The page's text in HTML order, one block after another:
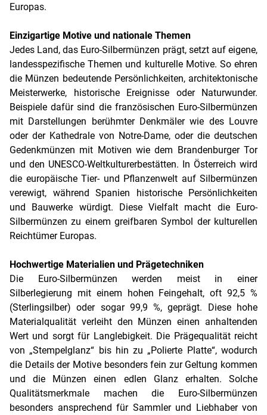
Europas.
Einzigartige Motive und nationale Themen
Jedes Land, das Euro-Silbermünzen prägt, setzt auf eigene,
landesspezifische Themen und kulturelle Motive. So ehren
die Münzen bedeutende Persönlichkeiten, architektonische
Meisterwerke, historische Ereignisse oder Naturwunder.
Beispiele dafür sind die französischen Euro-Silbermünzen
mit Darstellungen berühmter Denkmäler wie des Louvre
oder der Kathedrale von Notre-Dame, oder die deutschen
Gedenkmünzen mit Motiven wie dem Brandenburger Tor
und den UNESCO-Weltkulturerbestätten. In Österreich wird
die europäische Tier- und Pflanzenwelt auf Silbermünzen
verewigt, während Spanien historische Persönlichkeiten
und Bauwerke würdigt. Diese Vielfalt macht die Euro-
Silbermünzen zu einem greifbaren Symbol der kulturellen
Reichtümer Europas.
Hochwertige Materialien und Prägetechniken
Die Euro-Silbermünzen werden meist in einer
Silberlegierung mit einem hohen Feingehalt, oft 92,5 %
(Sterlingsilber) oder sogar 99,9 %, geprägt. Diese hohe
Materialqualität verleiht den Münzen einen anhaltenden
Wert und sorgt für Langlebigkeit. Die Prägequalität reicht
von „Stempelglanz“ bis hin zu „Polierte Platte“, wodurch
die Details der Motive besonders fein zur Geltung kommen
und die Münzen einen edlen Glanz erhalten. Solche
Qualitätsmerkmale machen die Euro-Silbermünzen
besonders ansprechend für Sammler und Liebhaber von